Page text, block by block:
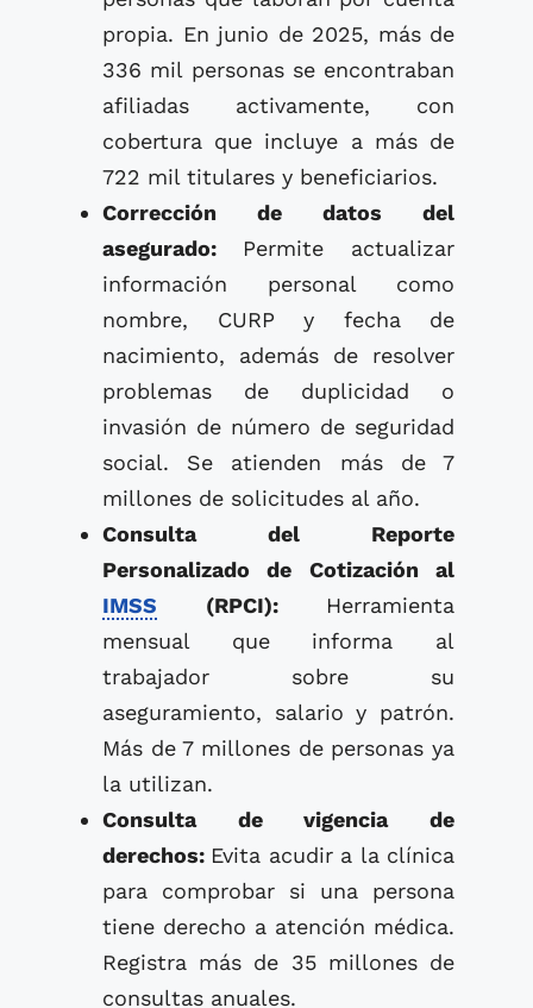
propia. En junio de 2025, más de
336 mil personas se encontraban
afiliadas activamente, con
cobertura que incluye a más de
722 mil titulares y beneficiarios.
Corrección de datos del
asegurado: Permite actualizar
información personal como
nombre, CURP y fecha de
nacimiento, además de resolver
problemas de duplicidad o
invasión de número de seguridad
social. Se atienden más de 7
millones de solicitudes al año.
Consulta del Reporte
Personalizado de Cotización al
IMSS (RPCI): Herramienta
mensual que informa al
trabajador sobre su
aseguramiento, salario y patrón.
Más de 7 millones de personas ya
la utilizan.
Consulta de vigencia de
derechos: Evita acudir a la clínica
para comprobar si una persona
tiene derecho a atención médica.
Registra más de 35 millones de
consultas anuales.